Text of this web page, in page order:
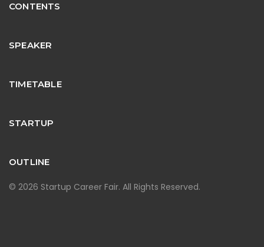
CONTENTS
SPEAKER
TIMETABLE
STARTUP
OUTLINE
© 2026 Startup Career Fair. All Rights Reserved.